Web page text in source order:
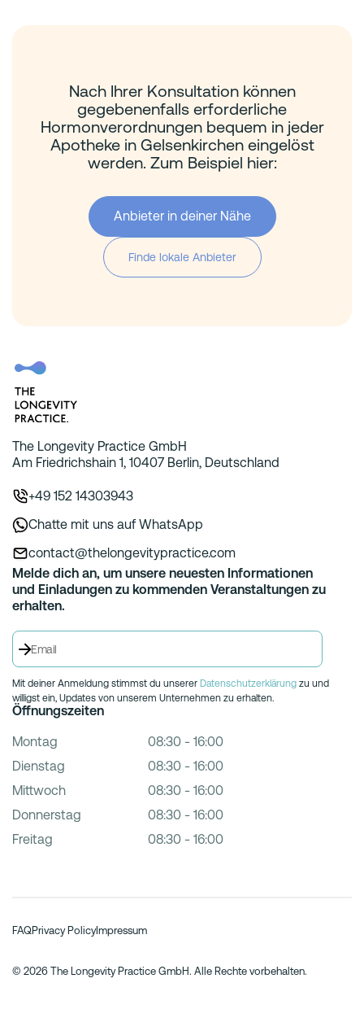
Nach Ihrer Konsultation können
gegebenenfalls erforderliche
Hormonverordnungen bequem in jeder
Apotheke in Gelsenkirchen eingelöst
werden. Zum Beispiel hier:
Anbieter in deiner Nähe
Finde lokale Anbieter
The Longevity Practice GmbH
Am Friedrichshain 1, 10407 Berlin, Deutschland
+49 152 14303943
Chatte mit uns auf WhatsApp
contact@thelongevitypractice.com
Melde dich an, um unsere neuesten Informationen
und Einladungen zu kommenden Veranstaltungen zu
erhalten.
Mit deiner Anmeldung stimmst du unserer Datenschutzerklärung zu und
willigst ein, Updates von unserem Unternehmen zu erhalten.
Öffnungszeiten
Montag
08:30 - 16:00
Dienstag
08:30 - 16:00
Mittwoch
08:30 - 16:00
Donnerstag
08:30 - 16:00
Freitag
08:30 - 16:00
© 2026 The Longevity Practice GmbH. Alle Rechte vorbehalten.
FAQPrivacy PolicyImpressum